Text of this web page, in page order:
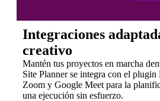
Integraciones
creativo
Mantén tus proyectos en marcha
Site Planner se integra con el
Zoom y Google Meet para la
una ejecución sin esfuerzo.